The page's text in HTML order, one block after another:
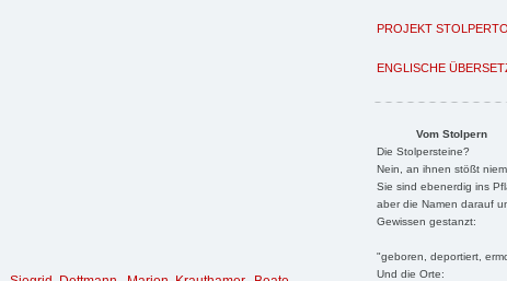
PROJEKT
ENGLISCHE
Vom Stolpern
Die Stolpersteine?
Nein, an ihnen stößt
Sie sind ebenerdig ins
aber die Namen darauf
Gewissen gestanzt:
"geboren, deportiert,
Und die Orte: